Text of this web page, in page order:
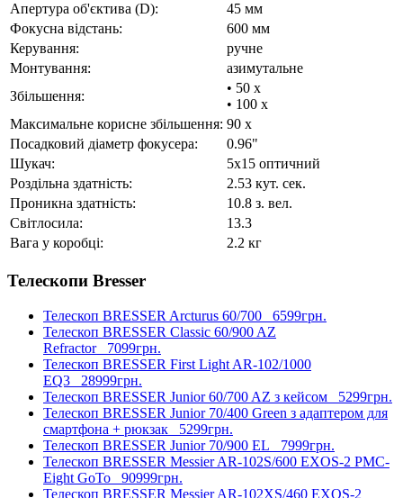
Апертура об'єктива (D):
45 мм
Фокусна відстань:
600 мм
Керування:
ручне
Монтування:
азимутальне
Збільшення:
• 50 x
• 100 x
Максимальне корисне збільшення: 90 x
Посадковий діаметр фокусера:
0.96"
Шукач:
5x15 оптичний
Роздільна здатність:
2.53 кут. сек.
Проникна здатність:
10.8 з. вел.
Світлосила:
13.3
Вага у коробці:
2.2 кг
Телескопи Bresser
Телескоп BRESSER Arcturus 60/700 6599грн.
Телескоп BRESSER Classic 60/900 AZ
Refractor 7099грн.
Телескоп BRESSER First Light AR-102/1000
EQ3 28999грн.
Телескоп BRESSER Junior 60/700 AZ з кейсом 5299грн.
Телескоп BRESSER Junior 70/400 Green з адаптером для
смартфона + рюкзак 5299грн.
Телескоп BRESSER Junior 70/900 EL 7999грн.
Телескоп BRESSER Messier AR-102S/600 EXOS-2 PMC-
Eight GoTo 90999грн.
Телескоп BRESSER Messier AR-102XS/460 EXOS-2